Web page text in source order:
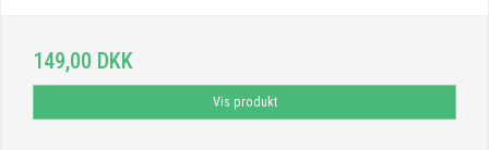
149,00 DKK
Vis produkt